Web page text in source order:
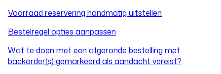
Voorraad reservering handmatig uitstellen
Bestelregel opties aanpassen
Wat te doen met een afgeronde bestelling met
backorder(s) gemarkeerd als aandacht vereist?